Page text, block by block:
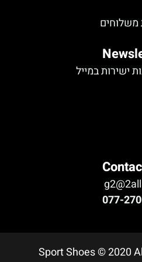
משלוחים
ישירות במייל
077-
Sport Shoes © 2020